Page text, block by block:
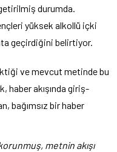
durumda.
yüksek alkollü içki
geçirdiğini belirtiyor.
ve mevcut metinde bu
haber akışında giriş-
bağımsız bir haber
metnin akışı